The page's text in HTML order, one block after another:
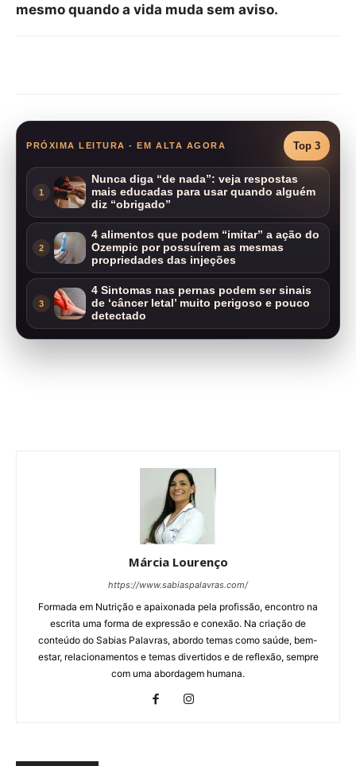
mesmo quando a vida muda sem aviso.
PRÓXIMA LEITURA - EM ALTA AGORA Top 3
1
Nunca diga “de nada”: veja respostas
mais educadas para usar quando alguém
diz “obrigado”
2
4 alimentos que podem “imitar” a ação do
Ozempic por possuírem as mesmas
propriedades das injeções
3
4 Sintomas nas pernas podem ser sinais
de ‘câncer letal’ muito perigoso e pouco
detectado
Márcia Lourenço
https://www.sabiaspalavras.com/
Formada em Nutrição e apaixonada pela profissão, encontro na
escrita uma forma de expressão e conexão. Na criação de
conteúdo do Sabias Palavras, abordo temas como saúde, bem-
estar, relacionamentos e temas divertidos e de reflexão, sempre
com uma abordagem humana.